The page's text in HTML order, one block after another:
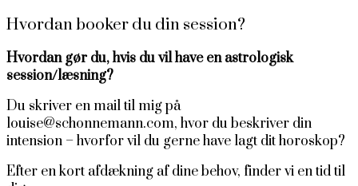
Hvordan booker du din session?
Hvordan gør du, hvis du vil have en astrologisk
session/læsning?
Du skriver en mail til mig på
louise@schonnemann.com, hvor du beskriver din
intension – hvorfor vil du gerne have lagt dit horoskop?
Efter en kort afdækning af dine behov, finder vi en tid til